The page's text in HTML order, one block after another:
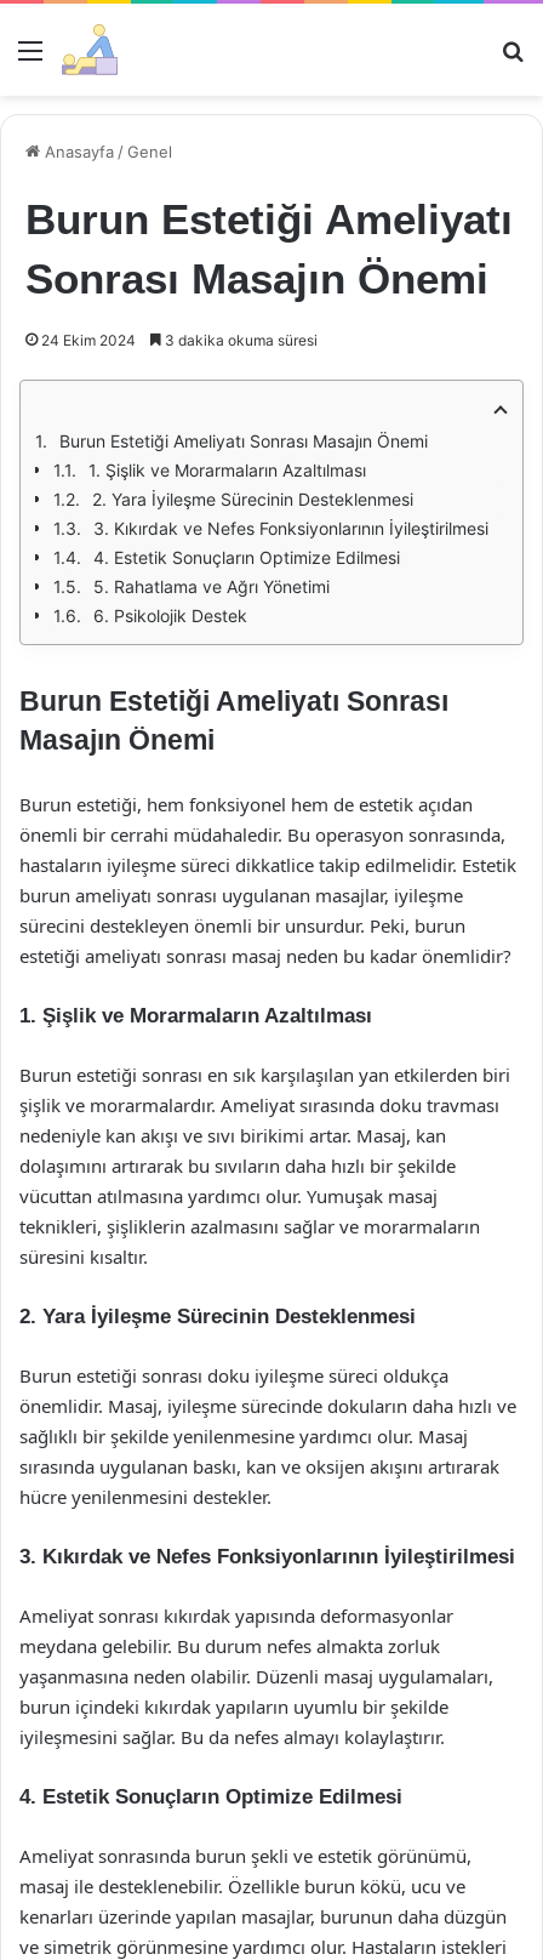
Menü
Anasayfa /Genel
Burun Estetiği Ameliyatı
Sonrası Masajın Önemi
24 Ekim 2024 3 dakika okuma süresi
Burun Estetiği Ameliyatı Sonrası Masajın Önemi
1. Şişlik ve Morarmaların Azaltılması
2. Yara İyileşme Sürecinin Desteklenmesi
3. Kıkırdak ve Nefes Fonksiyonlarının İyileştirilmesi
4. Estetik Sonuçların Optimize Edilmesi
5. Rahatlama ve Ağrı Yönetimi
6. Psikolojik Destek
Burun Estetiği Ameliyatı Sonrası
Masajın Önemi
Burun estetiği, hem fonksiyonel hem de estetik açıdan
önemli bir cerrahi müdahaledir. Bu operasyon sonrasında,
hastaların iyileşme süreci dikkatlice takip edilmelidir. Estetik
burun ameliyatı sonrası uygulanan masajlar, iyileşme
sürecini destekleyen önemli bir unsurdur. Peki, burun
estetiği ameliyatı sonrası masaj neden bu kadar önemlidir?
1. Şişlik ve Morarmaların Azaltılması
Burun estetiği sonrası en sık karşılaşılan yan etkilerden biri
şişlik ve morarmalardır. Ameliyat sırasında doku travması
nedeniyle kan akışı ve sıvı birikimi artar. Masaj, kan
dolaşımını artırarak bu sıvıların daha hızlı bir şekilde
vücuttan atılmasına yardımcı olur. Yumuşak masaj
teknikleri, şişliklerin azalmasını sağlar ve morarmaların
süresini kısaltır.
2. Yara İyileşme Sürecinin Desteklenmesi
Burun estetiği sonrası doku iyileşme süreci oldukça
önemlidir. Masaj, iyileşme sürecinde dokuların daha hızlı ve
sağlıklı bir şekilde yenilenmesine yardımcı olur. Masaj
sırasında uygulanan baskı, kan ve oksijen akışını artırarak
hücre yenilenmesini destekler.
3. Kıkırdak ve Nefes Fonksiyonlarının İyileştirilmesi
Ameliyat sonrası kıkırdak yapısında deformasyonlar
meydana gelebilir. Bu durum nefes almakta zorluk
yaşanmasına neden olabilir. Düzenli masaj uygulamaları,
burun içindeki kıkırdak yapıların uyumlu bir şekilde
iyileşmesini sağlar. Bu da nefes almayı kolaylaştırır.
4. Estetik Sonuçların Optimize Edilmesi
Ameliyat sonrasında burun şekli ve estetik görünümü,
masaj ile desteklenebilir. Özellikle burun kökü, ucu ve
kenarları üzerinde yapılan masajlar, burunun daha düzgün
ve simetrik görünmesine yardımcı olur. Hastaların istekleri